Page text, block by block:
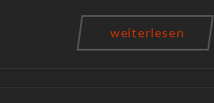
weiterlesen